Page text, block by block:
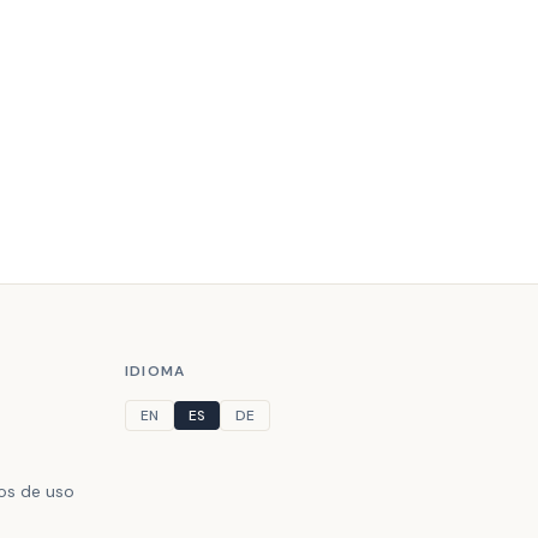
de uso
IDIOMA
EN ES DE